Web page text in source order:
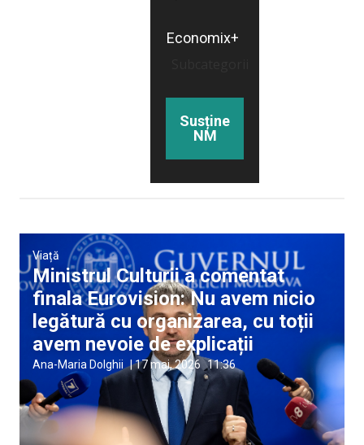
Economix+
Susține
NM
Viață
Ministrul Culturii a comentat
finala Eurovision: Nu avem nicio
legătură cu organizarea, cu toții
avem nevoie de explicații
Ana-Maria Dolghii |17 mai, 2026 11:36